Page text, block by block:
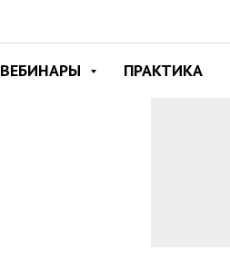
ВЕБИНАРЫ ПРАКТИКА“